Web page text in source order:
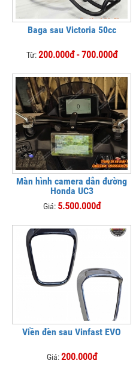
Baga sau Victoria 50cc
Từ:200.000đ - 700.000đ
Màn hình camera dẫn đường
Honda UC3
Giá: 5.500.000đ
Viền đèn sau Vinfast EVO
Giá:200.000đ